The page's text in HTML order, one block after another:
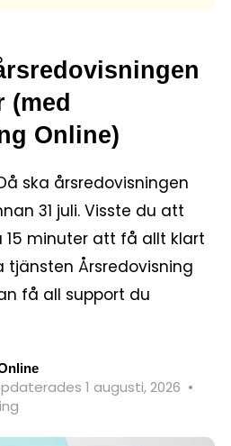
(med
Online)
ska årsredovisningen
31 juli. Visste du att
minuter att få allt klart
Årsredovisning
få all support du
1 augusti, 2026 •